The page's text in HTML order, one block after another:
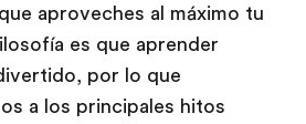
aproveches al máximo tu
es que aprender
por lo que
a los principales hitos